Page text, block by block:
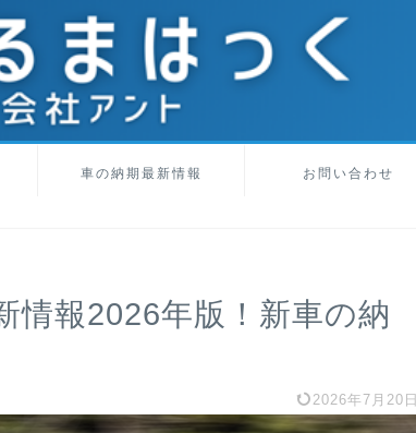
車の納期最新情報 お問い合わせ
情報2026年版！新車の納
2026年7月20日